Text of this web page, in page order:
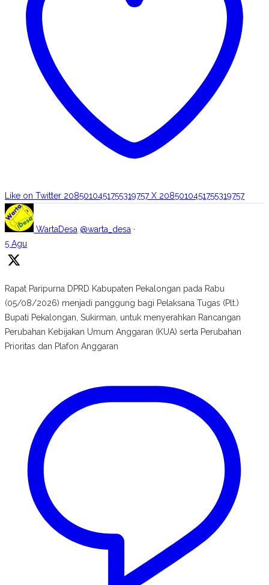
Like on Twitter 2085010451755319757 X 2085010451755319757
WartaDesa @warta_desa ·
5 Agu
Rapat Paripurna DPRD Kabupaten Pekalongan pada Rabu
(05/08/2026) menjadi panggung bagi Pelaksana Tugas (Plt.)
Bupati Pekalongan, Sukirman, untuk menyerahkan Rancangan
Perubahan Kebijakan Umum Anggaran (KUA) serta Perubahan
Prioritas dan Plafon Anggaran